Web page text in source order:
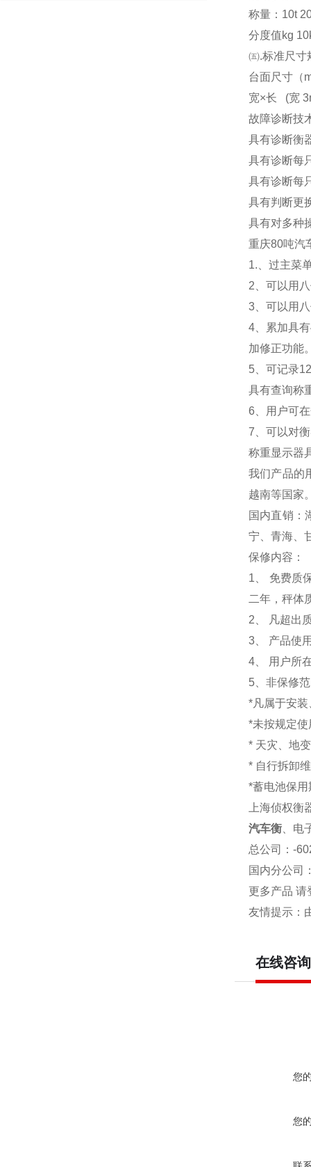
称量：10t
分度值kg
㈤.标准尺寸
台面尺寸（
宽×长 (宽
故障诊断技
具有诊断衡
具有诊断每
具有诊断每
具有判断更
具有对多种
重庆80吨汽
1. 、过主菜
2 、可以用
3 、可以用
4 、累加具
加修正功能
5 、可记录
具有查询称
6 、用户可
7 、可以对
称重显示器
我们产品的
越南等国家
国内直销：
宁、青海、
保修内容：
1 、 免费
二年，秤体
2、 凡超出
3、 产品使
4、 用户所
5、非保修
*凡属于安
*未按规定
* 天灾、地
* 自行拆卸
*蓄电池保用
上海侦权
汽车衡 、
总公司
：-
国内分公司
更多产品 请
友情提示：
在线咨询
您
您